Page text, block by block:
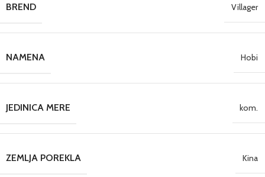
BREND Villager
NAMENA Hobi
JEDINICA MERE kom.
ZEMLJA POREKLA Kina